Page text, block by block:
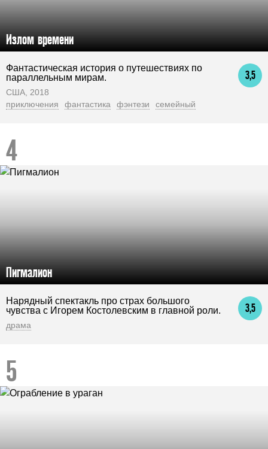
Излом времени
3,5
Фантастическая история о путешествиях по
параллельным мирам.
США, 2018
приключения
фантастика фэнтези семейный
Пигмалион
3,5
Нарядный спектакль про страх большого
чувства с Игорем Костолевским в главной роли.
драма